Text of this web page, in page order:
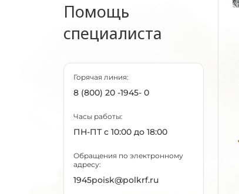
Помощь
специалиста
Горячая линия:
8 (800) 20 -1945- 0
Часы работы:
ПН-ПТ с 10:00 до 18:00
Обращения по электронному
адресу:
1945poisk@polkrf.ru